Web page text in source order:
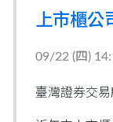
上市櫃公
09/22 (四 )
臺灣證券交